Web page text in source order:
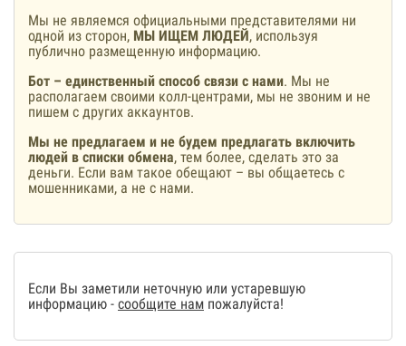
Мы не являемся официальными представителями ни
одной из сторон, МЫ ИЩЕМ ЛЮДЕЙ, используя
публично размещенную информацию.
Бот – единственный способ связи с нами. Мы не
располагаем своими колл-центрами, мы не звоним и не
пишем с других аккаунтов.
Мы не предлагаем и не будем предлагать включить
людей в списки обмена, тем более, сделать это за
деньги. Если вам такое обещают – вы общаетесь с
мошенниками, а не с нами.
Если Вы заметили неточную или устаревшую
информацию - сообщите нам пожалуйста!